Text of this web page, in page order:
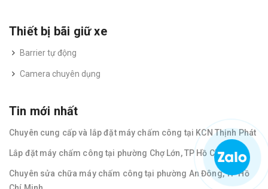
Thiết bị bãi giữ xe
Barrier tự động
Camera chuyên dụng
Tin mới nhất
Chuyên cung cấp và lắp đặt máy chấm công tại KCN Thịnh Phát
Lắp đặt máy chấm công tại phường Chợ Lớn, TP Hồ Chí Minh
Chuyên sửa chữa máy chấm công tại phường An Đông, TP Hồ